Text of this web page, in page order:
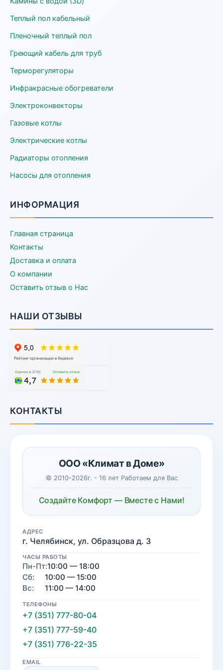
Теплый пол кабельный
Пленочный теплый пол
Греющий кабель для труб
Терморегуляторы
Инфракрасные обогреватели
Электроконвекторы
Газовые котлы
Электрические котлы
Радиаторы отопления
Насосы для отопления
ИНФОРМАЦИЯ
Главная страница
Контакты
Доставка и оплата
О компании
Оставить отзыв о Нас
НАШИ ОТЗЫВЫ
КОНТАКТЫ
ООО «Климат в Доме»
© 2010-2026г. - 16 лет Работаем для Вас
Создайте Комфорт — Вместе с Нами!
АДРЕС
г. Челябинск, ул. Образцова д. 3
ЧАСЫ РАБОТЫ
Пн-Пт:10:00 — 18:00
Сб:
10:00 — 15:00
Вс:
11:00 — 14:00
ТЕЛЕФОНЫ
+7 (351) 777-80-04
+7 (351) 777-59-40
+7 (351) 776-22-35
EMAIL